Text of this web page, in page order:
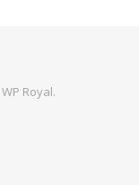
WP Royal.